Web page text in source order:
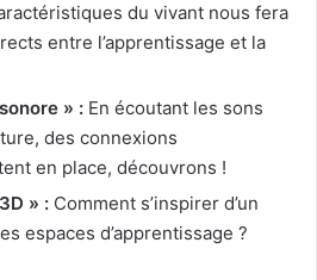
du vivant nous fera
entre l’apprentissage et la
» : En écoutant les sons
des connexions
en place, découvrons !
» : Comment s’inspirer d’un
espaces d’apprentissage ?